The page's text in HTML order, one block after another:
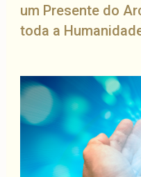
um Presente do
toda a